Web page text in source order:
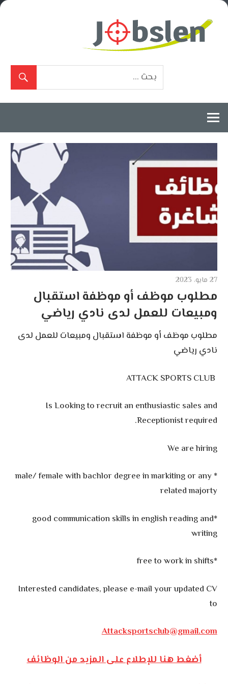
Skip
27 مايو، 2023
مطلوب موظف أو موظفة استقبال
ومبيعات للعمل لدى نادي رياضي
مطلوب موظف أو موظفة استقبال ومبيعات للعمل لدى
نادي رياضي
Is Looking to recruit an enthusiastic sales and
Receptionist required.
We are hiring
* male/ female with bachlor degree in markiting or any
related majorty
*good communication skills in english reading and
writing
*free to work in shifts
Interested candidates, please e-mail your updated CV
to
Attacksportsclub@gmail.com
أضغط هنا للإطلاع على المزيد من الوظائف